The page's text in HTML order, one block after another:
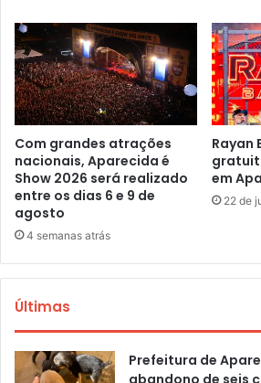
Com grandes atrações
nacionais, Aparecida é
Show 2026 será realizado
entre os dias 6 e 9 de
agosto
4 semanas atrás
Rayan
em
22 de
Últimas
Prefeitura de